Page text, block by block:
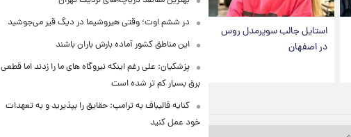
استایل جالب سوپرمدل روس
در اصفهان
در ششم اوت؛ وقتی هیروشیما در دیگ قیر می‌جوشید
این مناطق کشور آماده بارش باران باشند
پزشکیان: علی رغم اینکه نیروگاه های ما را زدند اما قطعی
برق بسیار کم تر شده است
کنایه قالیباف به ترامپ: حقایق را بپذیرید و به تعهدات
خود عمل کنید